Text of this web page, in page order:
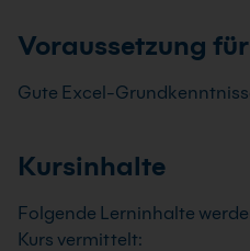
Voraussetzung
Gute Excel-
Kursinhalte
Folgende Lerninhalte
Kurs vermittelt: